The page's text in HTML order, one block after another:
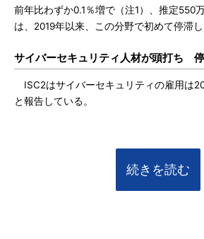
前年比わずか0.1％増で（注1）、推定550
は、2019年以来、この分野で初めて停滞
サイバーセキュリティ人材が頭打ち
ISC2はサイバーセキュリティの雇用は
と報告している。
続きを読む